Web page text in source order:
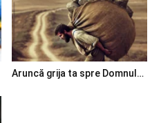
Aruncă grija ta spre Domnul…